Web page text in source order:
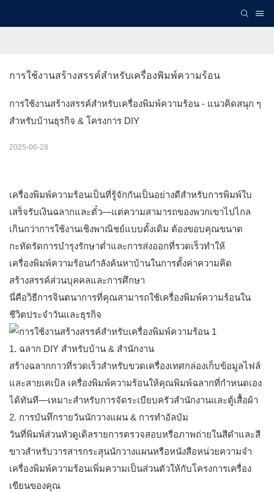
การใช้งานสร้างสรรค์สำหรับเครื่องพิมพ์ความร้อน
การใช้งานสร้างสรรค์สำหรับเครื่องพิมพ์ความร้อน - แนวคิดสนุก ๆ
สำหรับบ้านธุรกิจ & โครงการ DIY
2025-06-28
เครื่องพิมพ์ความร้อนเป็นที่รู้จักกันเป็นอย่างดีสำหรับการพิมพ์ใบ
เสร็จรับเงินฉลากและตั๋ว—แต่ความสามารถของพวกเขาไปไกล
เกินกว่าการใช้งานเชิงพาณิชย์แบบดั้งเดิม ต้องขอบคุณขนาด
กะทัดรัดการบำรุงรักษาต่ำและการส่งออกที่รวดเร็วทำให้
เครื่องพิมพ์ความร้อนกำลังค้นหาบ้านในการตั้งค่าความคิด
สร้างสรรค์ส่วนบุคคลและการศึกษา
นี่คือวิธีการจินตนาการที่คุณสามารถใช้เครื่องพิมพ์ความร้อนใน
ชีวิตประจำวันและธุรกิจ
1. ฉลาก DIY สำหรับบ้าน & สำนักงาน
สร้างฉลากกาวที่รวดเร็วสำหรับขวดเครื่องเทศกล่องเก็บข้อมูลไฟล์
และสายเคเบิล เครื่องพิมพ์ความร้อนให้คุณพิมพ์ฉลากที่กำหนดเอง
ได้ทันที—เหมาะสำหรับการจัดระเบียบครัวสำนักงานและตู้เสื้อผ้า
2. การบันทึกรายวันนักวางแผน & การทำอัลบัม
วันที่พิมพ์ส่วนหัวดูเดิลรายการตรวจสอบหรือภาพถ่ายในสีดำและสี
ขาวสำหรับวารสารกระสุนนักวางแผนหรือหนังสือหน่วยความจำ
เครื่องพิมพ์ความร้อนเพิ่มความเป็นส่วนตัวให้กับโครงการเครื่อง
เขียนของคุณ